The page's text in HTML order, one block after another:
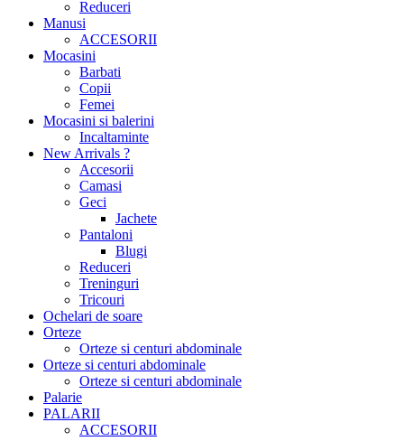
Reduceri
Manusi
ACCESORII
Mocasini
Barbati
Copii
Femei
Mocasini si balerini
Incaltaminte
New Arrivals ?
Accesorii
Camasi
Geci
Jachete
Pantaloni
Blugi
Reduceri
Treninguri
Tricouri
Ochelari de soare
Orteze
Orteze si centuri abdominale
Orteze si centuri abdominale
Orteze si centuri abdominale
Palarie
PALARII
ACCESORII